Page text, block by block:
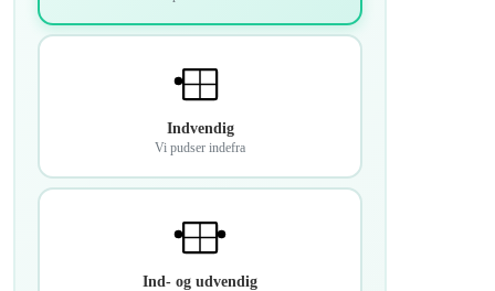
Indvendig
Vi pudser indefra
Ind- og udvendig